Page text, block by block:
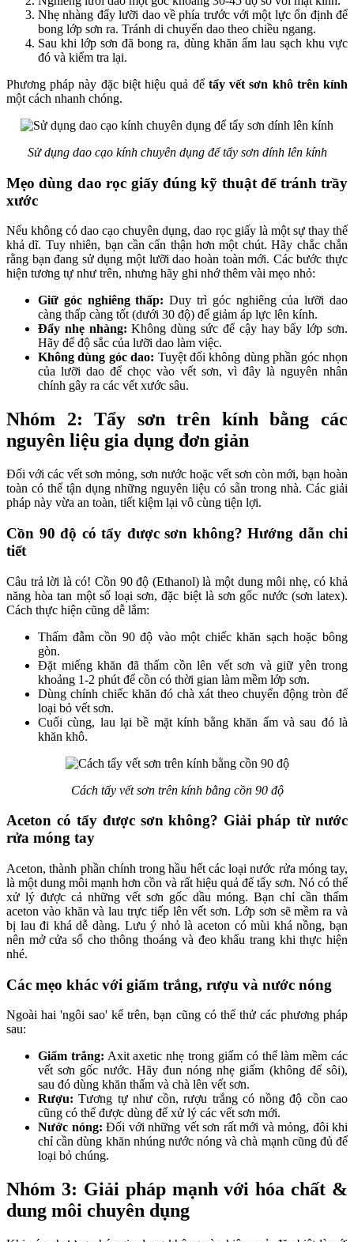
Nhẹ nhàng đẩy lưỡi dao về phía trước với một lực ổn định để
bong lớp sơn ra. Tránh di chuyển dao theo chiều ngang.
Sau khi lớp sơn đã bong ra, dùng khăn ẩm lau sạch khu vực
đó và kiểm tra lại.
Phương pháp này đặc biệt hiệu quả để tẩy vết sơn khô trên kính
một cách nhanh chóng.
Sử dụng dao cạo kính chuyên dụng để tẩy sơn dính lên kính
Mẹo dùng dao rọc giấy đúng kỹ thuật để tránh trầy
xước
Nếu không có dao cạo chuyên dụng, dao rọc giấy là một sự thay thế
khả dĩ. Tuy nhiên, bạn cần cẩn thận hơn một chút. Hãy chắc chắn
rằng bạn đang sử dụng một lưỡi dao hoàn toàn mới. Các bước thực
hiện tương tự như trên, nhưng hãy ghi nhớ thêm vài mẹo nhỏ:
Giữ góc nghiêng thấp: Duy trì góc nghiêng của lưỡi dao
càng thấp càng tốt (dưới 30 độ) để giảm áp lực lên kính.
Đẩy nhẹ nhàng: Không dùng sức để cậy hay bẩy lớp sơn.
Hãy để độ sắc của lưỡi dao làm việc.
Không dùng góc dao: Tuyệt đối không dùng phần góc nhọn
của lưỡi dao để chọc vào vết sơn, vì đây là nguyên nhân
chính gây ra các vết xước sâu.
Nhóm 2: Tẩy sơn trên kính bằng các
nguyên liệu gia dụng đơn giản
Đối với các vết sơn mỏng, sơn nước hoặc vết sơn còn mới, bạn hoàn
toàn có thể tận dụng những nguyên liệu có sẵn trong nhà. Các giải
pháp này vừa an toàn, tiết kiệm lại vô cùng tiện lợi.
Cồn 90 độ có tẩy được sơn không? Hướng dẫn chi
tiết
Câu trả lời là có! Cồn 90 độ (Ethanol) là một dung môi nhẹ, có khả
năng hòa tan một số loại sơn, đặc biệt là sơn gốc nước (sơn latex).
Cách thực hiện cũng dễ lắm:
Thấm đẫm cồn 90 độ vào một chiếc khăn sạch hoặc bông
gòn.
Đặt miếng khăn đã thấm cồn lên vết sơn và giữ yên trong
khoảng 1-2 phút để cồn có thời gian làm mềm lớp sơn.
Dùng chính chiếc khăn đó chà xát theo chuyển động tròn để
loại bỏ vết sơn.
Cuối cùng, lau lại bề mặt kính bằng khăn ẩm và sau đó là
khăn khô.
Cách tẩy vết sơn trên kính bằng cồn 90 độ
Aceton có tẩy được sơn không? Giải pháp từ nước
rửa móng tay
Aceton, thành phần chính trong hầu hết các loại nước rửa móng tay,
là một dung môi mạnh hơn cồn và rất hiệu quả để tẩy sơn. Nó có thể
xử lý được cả những vết sơn gốc dầu mỏng. Bạn chỉ cần thấm
aceton vào khăn và lau trực tiếp lên vết sơn. Lớp sơn sẽ mềm ra và
bị lau đi khá dễ dàng. Lưu ý nhỏ là aceton có mùi khá nồng, bạn
nên mở cửa sổ cho thông thoáng và đeo khẩu trang khi thực hiện
nhé.
Các mẹo khác với giấm trắng, rượu và nước nóng
Ngoài hai 'ngôi sao' kể trên, bạn cũng có thể thử các phương pháp
sau:
Giấm trắng: Axit axetic nhẹ trong giấm có thể làm mềm các
vết sơn gốc nước. Hãy đun nóng nhẹ giấm (không để sôi),
sau đó dùng khăn thấm và chà lên vết sơn.
Rượu: Tương tự như cồn, rượu trắng có nồng độ cồn cao
cũng có thể được dùng để xử lý các vết sơn mới.
Nước nóng: Đối với những vết sơn rất mới và mỏng, đôi khi
chỉ cần dùng khăn nhúng nước nóng và chà mạnh cũng đủ để
loại bỏ chúng.
Nhóm 3: Giải pháp mạnh với hóa chất &
dung môi chuyên dụng